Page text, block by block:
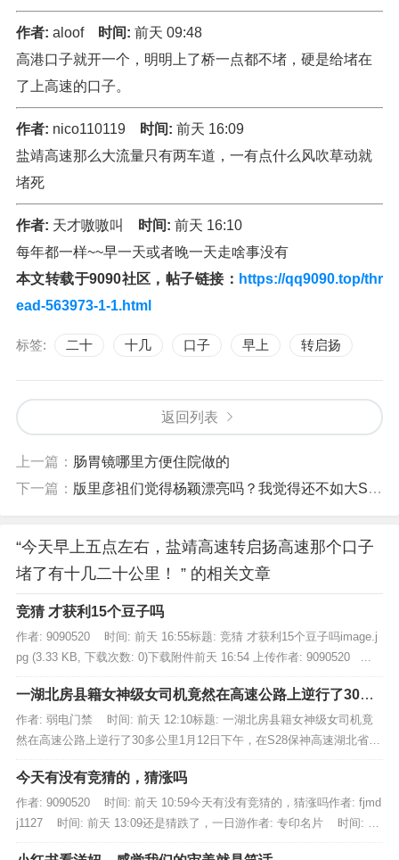
作者: aloof 时间: 前天 09:48
高港口子就开一个，明明上了桥一点都不堵，硬是给堵在
了上高速的口子。
作者: nico110119 时间: 前天 16:09
盐靖高速那么大流量只有两车道，一有点什么风吹草动就
堵死
作者: 天才嗷嗷叫 时间: 前天 16:10
每年都一样~~早一天或者晚一天走啥事没有
本文转载于9090社区，帖子链接： https://qq9090.top/thr
ead-563973-1-1.html
标签: 二十 十几 口子 早上 转启扬
返回列表
上一篇： 肠胃镜哪里方便住院做的
下一篇： 版里彦祖们觉得杨颖漂亮吗？我觉得还不如大S的大饼脸
“今天早上五点左右，盐靖高速转启扬高速那个口子
堵了有十几二十公里！ ” 的相关文章
竞猜 才获利15个豆子吗
作者: 9090520 时间: 前天 16:55标题: 竞猜 才获利15个豆子吗image.j
pg (3.33 KB, 下载次数: 0)下载附件前天 16:54 上传作者: 9090520 ...
一湖北房县籍女神级女司机竟然在高速公路上逆行了30多
公里
作者: 弱电门禁 时间: 前天 12:10标题: 一湖北房县籍女神级女司机竟
然在高速公路上逆行了30多公里1月12日下午，在S28保神高速湖北省襄
阳市保康县段，因不熟悉路线且未看清标识标牌，一名...
今天有没有竞猜的，猜涨吗
作者: 9090520 时间: 前天 10:59今天有没有竞猜的，猜涨吗作者: fjmd
j1127 时间: 前天 13:09还是猜跌了，一日游作者: 专印名片 时间: 前
天 13:1...